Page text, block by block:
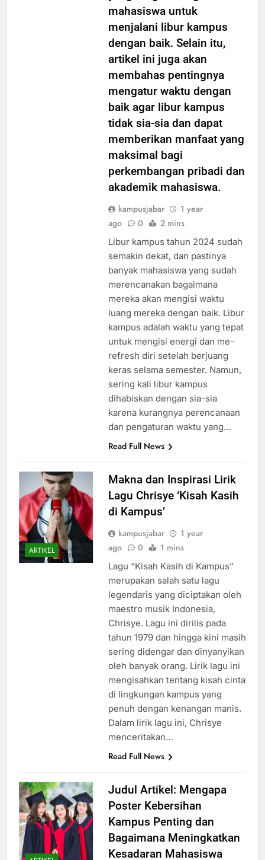
yang berguna bagi
mahasiswa untuk
menjalani libur kampus
dengan baik. Selain itu,
artikel ini juga akan
membahas pentingnya
mengatur waktu dengan
baik agar libur kampus
tidak sia-sia dan dapat
memberikan manfaat yang
maksimal bagi
perkembangan pribadi dan
kampusjabar
1 year
Libur kampus tahun 2024 sudah
semakin dekat, dan pastinya
banyak mahasiswa yang sudah
merencanakan bagaimana
mereka akan mengisi waktu
luang mereka dengan baik. Libur
kampus adalah waktu yang tepat
untuk mengisi energi dan me-
refresh diri setelah berjuang
keras selama semester. Namun,
sering kali libur kampus
dihabiskan dengan sia-sia
karena kurangnya perencanaan
ARTIKEL
Makna dan Inspirasi Lirik
Lagu Chrisye ‘Kisah Kasih
di Kampus’
kampusjabar
1 year
Lagu “Kisah Kasih di Kampus”
merupakan salah satu lagu
legendaris yang diciptakan oleh
maestro musik Indonesia,
Chrisye. Lagu ini dirilis pada
tahun 1979 dan hingga kini masih
sering didengar dan dinyanyikan
oleh banyak orang. Lirik lagu ini
mengisahkan tentang kisah cinta
di lingkungan kampus yang
penuh dengan kenangan manis.
Dalam lirik lagu ini, Chrisye
Judul Artikel: Mengapa
Poster Kebersihan
Kampus Penting dan
Bagaimana Meningkatkan